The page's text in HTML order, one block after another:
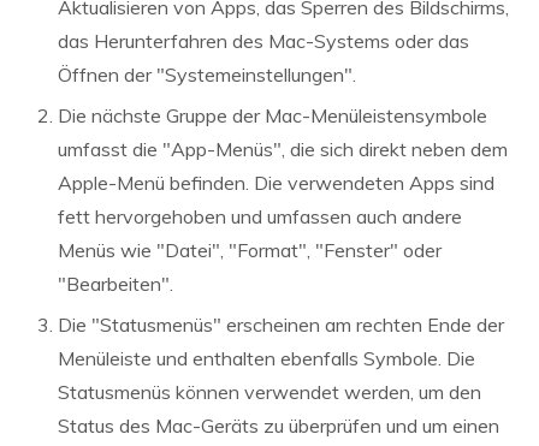
Aktualisieren von Apps, das Sperren des Bildschirms,
das Herunterfahren des Mac-Systems oder das
Öffnen der "Systemeinstellungen".
Die nächste Gruppe der Mac-Menüleistensymbole
umfasst die "App-Menüs", die sich direkt neben dem
Apple-Menü befinden. Die verwendeten Apps sind
fett hervorgehoben und umfassen auch andere
Menüs wie "Datei", "Format", "Fenster" oder
"Bearbeiten".
Die "Statusmenüs" erscheinen am rechten Ende der
Menüleiste und enthalten ebenfalls Symbole. Die
Statusmenüs können verwendet werden, um den
Status des Mac-Geräts zu überprüfen und um einen